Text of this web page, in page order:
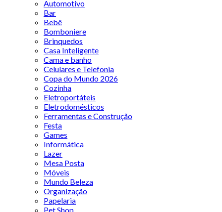
Automotivo
Bar
Bebê
Bomboniere
Brinquedos
Casa Inteligente
Cama e banho
Celulares e Telefonia
Copa do Mundo 2026
Cozinha
Eletroportáteis
Eletrodomésticos
Ferramentas e Construção
Festa
Games
Informática
Lazer
Mesa Posta
Móveis
Mundo Beleza
Organização
Papelaria
Pet Shop